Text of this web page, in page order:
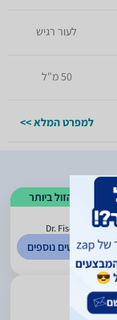
לעור רגיש
50 מ"ל
למפרט המלא >>
הזול ביותר
לפרטים נוספים